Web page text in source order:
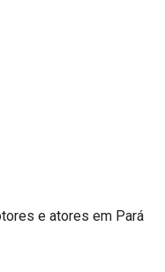
e atores em Pará